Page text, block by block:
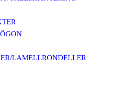
LAMELLRONDELLER